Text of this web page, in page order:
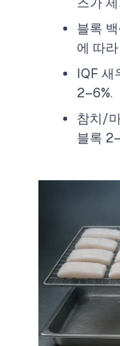
블록
에 따
IQF 새
2–6%.
참치/
블록